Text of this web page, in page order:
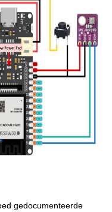
gedocumenteerde